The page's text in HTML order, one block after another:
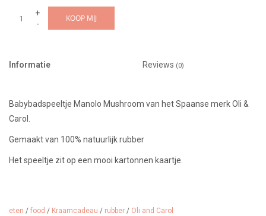
+
-
KOOP MIJ
Informatie Reviews (0)
Babybadspeeltje Manolo Mushroom van het Spaanse merk Oli &
Carol.
Gemaakt van 100% natuurlijk rubber
Het speeltje zit op een mooi kartonnen kaartje.
eten / food / Kraamcadeau / rubber / Oli and Carol